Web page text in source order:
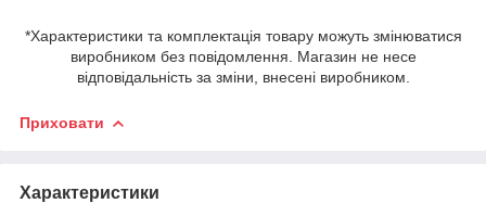
*Характеристики та комплектація товару можуть змінюватися
виробником без повідомлення. Магазин не несе
відповідальність за зміни, внесені виробником.
Приховати
Характеристики